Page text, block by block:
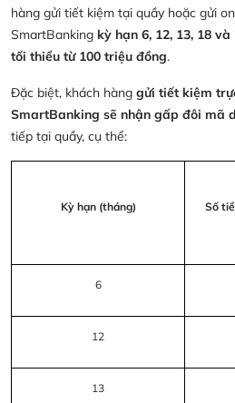
hàng gửi tiết kiệm tại quầy hoặc gửi
SmartBanking kỳ hạn 6, 12, 13, 18
tối thiểu từ 100 triệu đồng.
Đặc biệt, khách hàng gửi tiết kiệm
SmartBanking sẽ nhận gấp đôi mã
tiếp tại quầy, cụ thể:
Kỳ hạn (tháng) Số
6
12
13